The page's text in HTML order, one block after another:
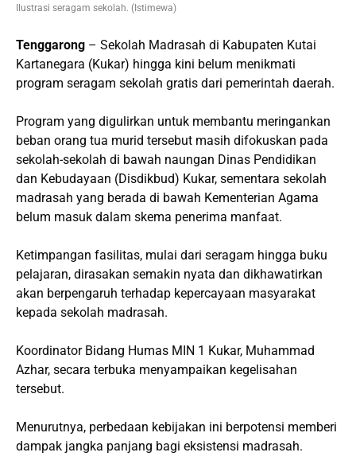
Ilustrasi seragam sekolah. (Istimewa)
Tenggarong – Sekolah Madrasah di Kabupaten Kutai
Kartanegara (Kukar) hingga kini belum menikmati
program seragam sekolah gratis dari pemerintah daerah.
Program yang digulirkan untuk membantu meringankan
beban orang tua murid tersebut masih difokuskan pada
sekolah-sekolah di bawah naungan Dinas Pendidikan
dan Kebudayaan (Disdikbud) Kukar, sementara sekolah
madrasah yang berada di bawah Kementerian Agama
belum masuk dalam skema penerima manfaat.
Ketimpangan fasilitas, mulai dari seragam hingga buku
pelajaran, dirasakan semakin nyata dan dikhawatirkan
akan berpengaruh terhadap kepercayaan masyarakat
kepada sekolah madrasah.
Koordinator Bidang Humas MIN 1 Kukar, Muhammad
Azhar, secara terbuka menyampaikan kegelisahan
tersebut.
Menurutnya, perbedaan kebijakan ini berpotensi memberi
dampak jangka panjang bagi eksistensi madrasah.